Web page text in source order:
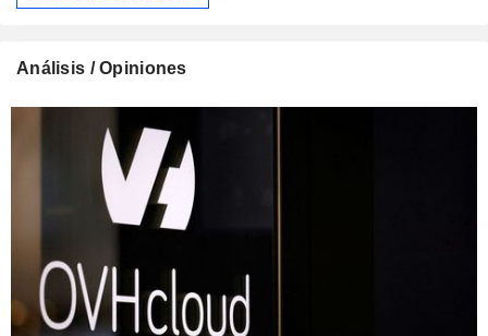
Análisis / Opiniones